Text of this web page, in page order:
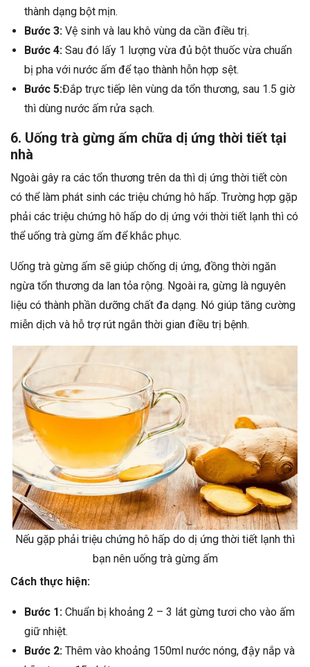
thành dạng bột mịn.
Bước 3: Vệ sinh và lau khô vùng da cần điều trị.
Bước 4: Sau đó lấy 1 lượng vừa đủ bột thuốc vừa chuẩn
bị pha với nước ấm để tạo thành hỗn hợp sệt.
Bước 5:Đắp trực tiếp lên vùng da tổn thương, sau 1.5 giờ
thì dùng nước ấm rửa sạch.
6. Uống trà gừng ấm chữa dị ứng thời tiết tại
nhà
Ngoài gây ra các tổn thương trên da thì dị ứng thời tiết còn
có thể làm phát sinh các triệu chứng hô hấp. Trường hợp gặp
phải các triệu chứng hô hấp do dị ứng với thời tiết lạnh thì có
thể uống trà gừng ấm để khắc phục.
Uống trà gừng ấm sẽ giúp chống dị ứng, đồng thời ngăn
ngừa tổn thương da lan tỏa rộng. Ngoài ra, gừng là nguyên
liệu có thành phần dưỡng chất đa dạng. Nó giúp tăng cường
miễn dịch và hỗ trợ rút ngắn thời gian điều trị bệnh.
Nếu gặp phải triệu chứng hô hấp do dị ứng thời tiết lạnh thì
bạn nên uống trà gừng ấm
Cách thực hiện:
Bước 1: Chuẩn bị khoảng 2 – 3 lát gừng tươi cho vào ấm
giữ nhiệt.
Bước 2: Thêm vào khoảng 150ml nước nóng, đậy nắp và